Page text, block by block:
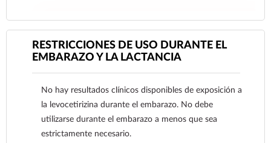
RESTRICCIONES DE USO DURANTE EL
EMBARAZO Y LA LACTANCIA
No hay resultados clínicos disponibles de exposición a
la levocetirizina durante el embarazo. No debe
utilizarse durante el embarazo a menos que sea
estrictamente necesario.